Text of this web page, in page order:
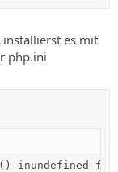
installierst es mit
php.ini
inundefined